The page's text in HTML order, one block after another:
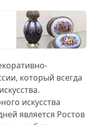
который всегда
искусства
является Ростов